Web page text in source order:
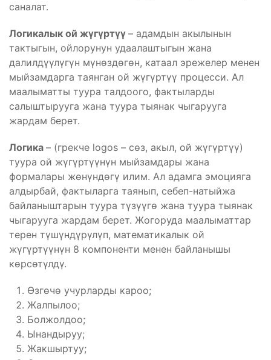
саналат.
Логикалык ой жүгүртүү – адамдын акылынын
тактыгын, ойлорунун удаалаштыгын жана
далилдүүлүгүн мүнөздөгөн, катаал эрежелер менен
мыйзамдарга таянган ой жүгүртүү процесси. Ал
маалыматты туура талдоого, фактыларды
салыштырууга жана туура тыянак чыгарууга
жардам берет.
Логика – (грекче logos – сөз, акыл, ой жүгүртүү)
туура ой жүгүртүүнүн мыйзамдары жана
формалары жөнүндөгү илим. Ал адамга эмоцияга
алдырбай, фактыларга таянып, себеп-натыйжа
байланыштарын туура түзүүгө жана туура тыянак
чыгарууга жардам берет. Жогоруда маалыматтар
терен түшүндүрүлүп, математикалык ой
жүгүртүүнүн 8 компоненти менен байланышы
көрсөтүлдү.
Өзгөчө учурларды кароо;
Жалпылоо;
Болжолдоо;
Ынандыруу;
Жакшыртуу;